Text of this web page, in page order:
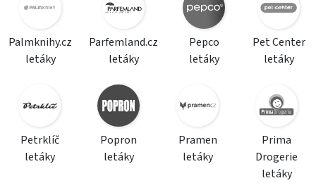
Palmknihy.cz
letáky
Parfemland.cz
letáky
Pepco
letáky
Pet Center
letáky
Petrklíč
letáky
Popron
letáky
Pramen
letáky
Prima
Drogerie
letáky